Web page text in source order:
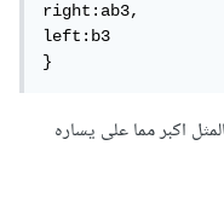
right:ab3,
left:b3
}
اكبر مما على يساره